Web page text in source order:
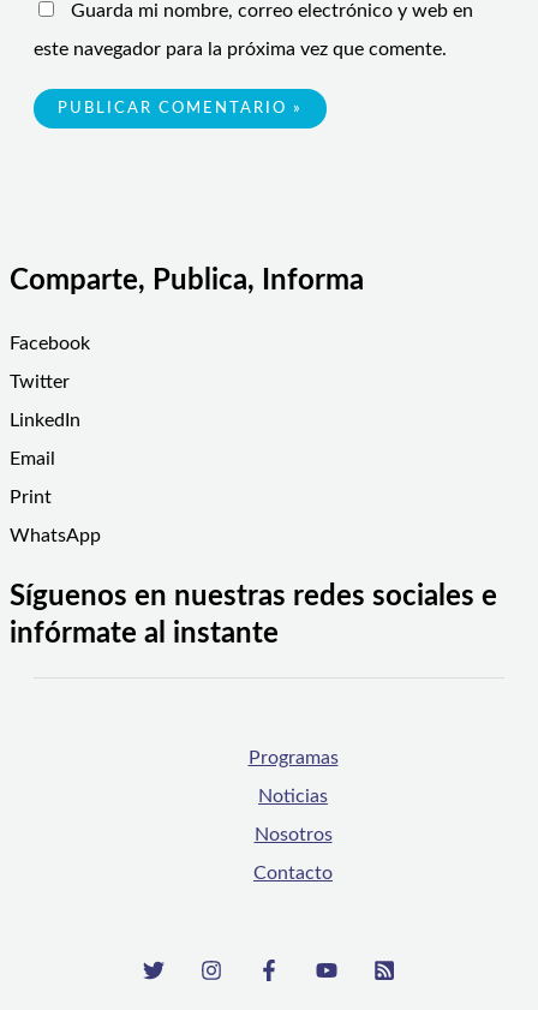
Guarda mi nombre, correo electrónico y web en
este navegador para la próxima vez que comente.
Comparte, Publica, Informa
Facebook
Twitter
LinkedIn
Email
Print
WhatsApp
Síguenos en nuestras redes sociales e
infórmate al instante
Programas
Noticias
Nosotros
Contacto